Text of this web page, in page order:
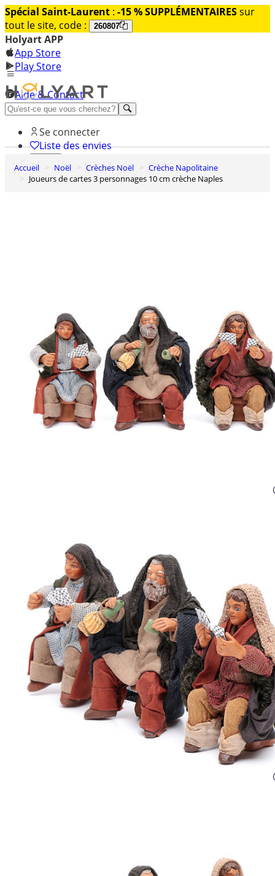
Spécial Saint-Laurent : -15 % SUPPLÉMENTAIRESsur
tout le site, code :
260807
Holyart APP
App Store
Play Store
Aide & Contact
Découvrez Premium
Se connecter
Liste des envies
0
Panier
Accueil Noël Crèches Noël
Crèche Napolitaine
Joueurs de cartes 3 personnages 10 cm crèche Naples